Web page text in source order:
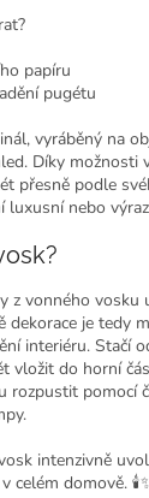
papíru
pugétu
vyráběný na
Díky možnosti
přesně podle
luxusní nebo
z vonného vosku
dekorace je tedy
interiéru. Stačí
vložit do horní
rozpustit pomocí
intenzivně
celém domově.